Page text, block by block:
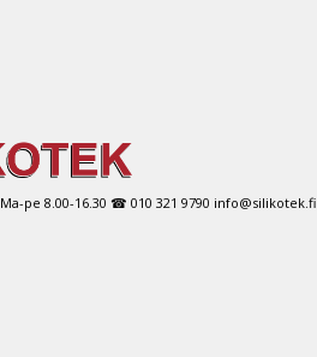
Ma-pe 8.00-16.30 ☎ 010 321 9790 info@silikotek.fi